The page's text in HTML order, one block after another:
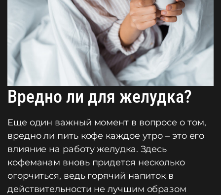
Вредно ли для желудка?
Еще один важный момент в вопросе о том,
вредно ли пить кофе каждое утро – это его
влияние на работу желудка. Здесь
кофеманам вновь придется несколько
огорчиться, ведь горячий напиток в
действительности не лучшим образом